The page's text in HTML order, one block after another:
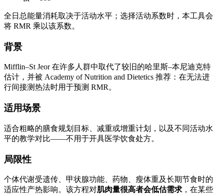
全日总能量消耗取决于活动水平；选择活动系数时，本工具会
将 RMR 乘以该系数。
背景
Mifflin–St Jeor 在许多人群中取代了较旧的哈里斯–本尼迪克特
估计，并被 Academy of Nutrition and Dietetics 推荐：在无法进
行间接测热法时用于预测 RMR。
适用场景
适合粗略的膳食规划目标、减重或增重计划，以及不同活动水
平的教学对比——不用于开具医学饮食处方。
局限性
个体代谢受遗传、甲状腺功能、药物、瘦体重及长期节食时的
适应性产热影响。该方程对肌肉量很高者会低估需求 ，在某些